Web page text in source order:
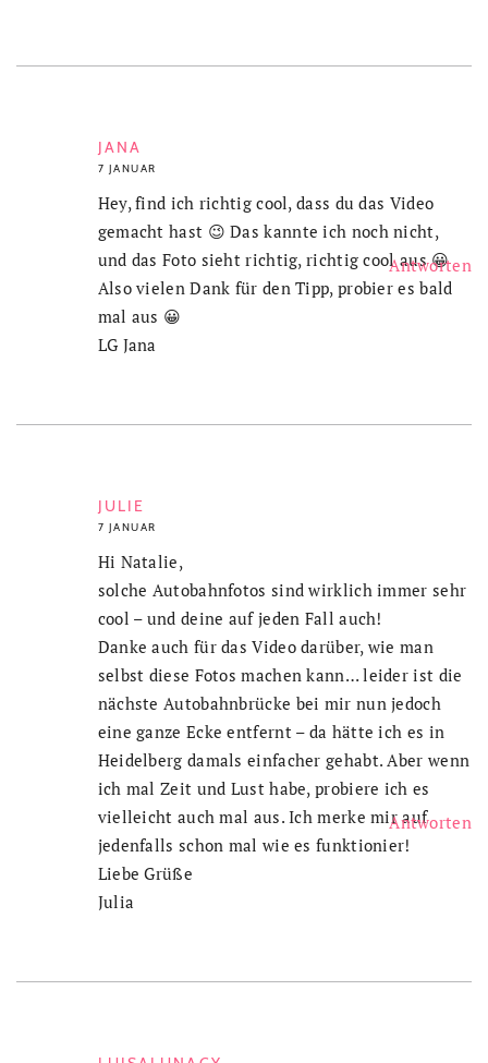
JANA
7 JANUAR
Hey, find ich richtig cool, dass du das Video
gemacht hast 😉 Das kannte ich noch nicht,
und das Foto sieht richtig, richtig cool aus 😀
Also vielen Dank für den Tipp, probier es bald
mal aus 😀
LG Jana
JULIE
7 JANUAR
Antworten
Hi Natalie,
solche Autobahnfotos sind wirklich immer sehr
cool – und deine auf jeden Fall auch!
Danke auch für das Video darüber, wie man
selbst diese Fotos machen kann… leider ist die
nächste Autobahnbrücke bei mir nun jedoch
eine ganze Ecke entfernt – da hätte ich es in
Heidelberg damals einfacher gehabt. Aber wenn
ich mal Zeit und Lust habe, probiere ich es
vielleicht auch mal aus. Ich merke mir auf
jedenfalls schon mal wie es funktionier!
Liebe Grüße
Julia
Antworten